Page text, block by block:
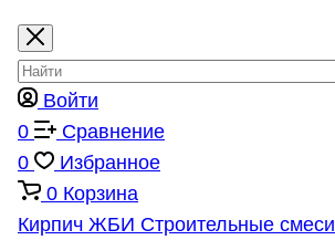
Войти
0
Сравнение
0
Избранное
0 Корзина
Кирпич ЖБИ Строительные смеси